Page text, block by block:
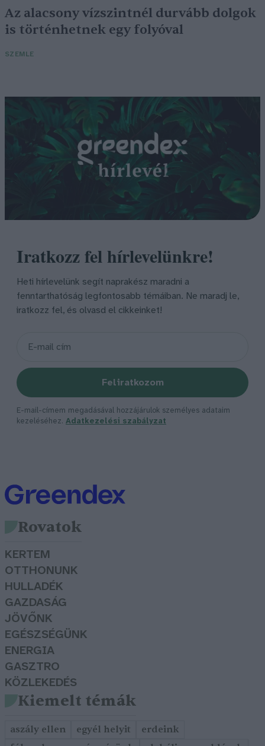
Az alacsony vízszintnél durvább dolgok
is történhetnek egy folyóval
SZEMLE
Iratkozz fel hírlevelünkre!
Heti hírlevelünk segít naprakész maradni a
fenntarthatóság legfontosabb témáiban. Ne maradj le,
iratkozz fel, és olvasd el cikkeinket!
Feliratkozom
E-mail-címem megadásával hozzájárulok személyes adataim
kezeléséhez. Adatkezelési szabályzat
Rovatok
KERTEM
OTTHONUNK
HULLADÉK
GAZDASÁG
JÖVŐNK
EGÉSZSÉGÜNK
ENERGIA
GASZTRO
KÖZLEKEDÉS
Kiemelt témák
aszály ellen egyél helyit
erdeink